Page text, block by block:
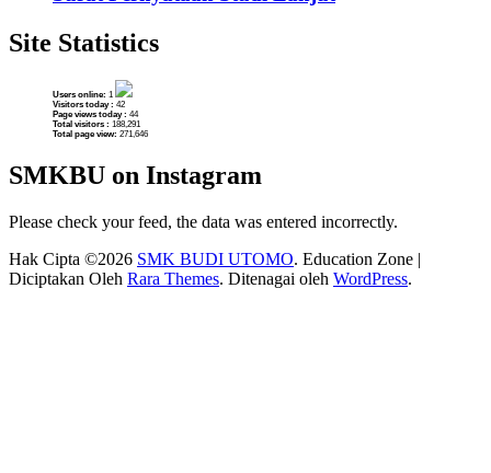
Site Statistics
Users online: 1
Visitors today : 42
Page views today : 44
Total visitors : 188,291
Total page view: 271,646
SMKBU on Instagram
Please check your feed, the data was entered incorrectly.
Hak Cipta ©2026 SMK BUDI UTOMO. Education Zone |
Diciptakan Oleh Rara Themes. Ditenagai oleh WordPress.